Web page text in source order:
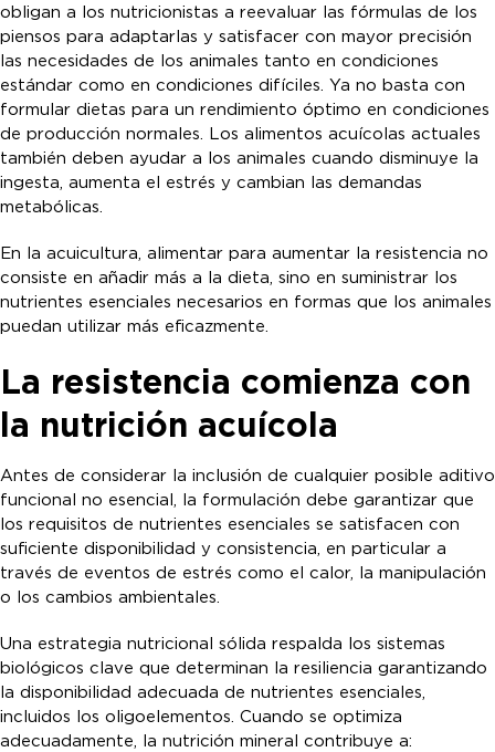
obligan a los nutricionistas a reevaluar las fórmulas de los
piensos para adaptarlas y satisfacer con mayor precisión
las necesidades de los animales tanto en condiciones
estándar como en condiciones difíciles. Ya no basta con
formular dietas para un rendimiento óptimo en condiciones
de producción normales. Los alimentos acuícolas actuales
también deben ayudar a los animales cuando disminuye la
ingesta, aumenta el estrés y cambian las demandas
metabólicas.
En la acuicultura, alimentar para aumentar la resistencia no
consiste en añadir más a la dieta, sino en suministrar los
nutrientes esenciales necesarios en formas que los animales
puedan utilizar más eficazmente.
La resistencia comienza con
la nutrición acuícola
Antes de considerar la inclusión de cualquier posible aditivo
funcional no esencial, la formulación debe garantizar que
los requisitos de nutrientes esenciales se satisfacen con
suficiente disponibilidad y consistencia, en particular a
través de eventos de estrés como el calor, la manipulación
o los cambios ambientales.
Una estrategia nutricional sólida respalda los sistemas
biológicos clave que determinan la resiliencia garantizando
la disponibilidad adecuada de nutrientes esenciales,
incluidos los oligoelementos. Cuando se optimiza
adecuadamente, la nutrición mineral contribuye a: